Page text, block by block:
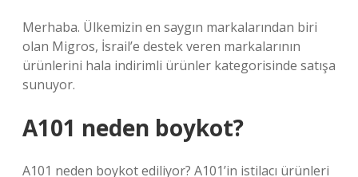
Merhaba. Ülkemizin en saygın markalarından biri
olan Migros, İsrail’e destek veren markalarının
ürünlerini hala indirimli ürünler kategorisinde satışa
sunuyor.
A101 neden boykot?
A101 neden boykot ediliyor? A101’in istilacı ürünleri